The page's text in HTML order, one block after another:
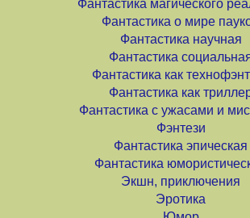
Фантастика магического
Фантастика о мире
Фантастика научная
Фантастика
Фантастика как
Фантастика как
Фантастика с ужасами и
Фэнтези
Фантастика эпическая
Фантастика
Экшн, приключения
Эротика